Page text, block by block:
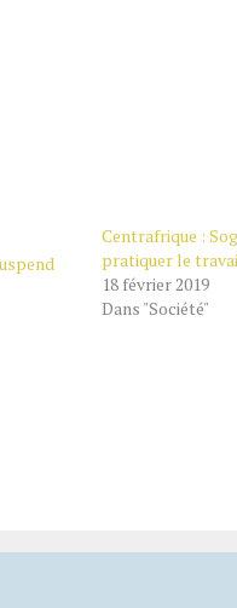
Centrafrique :
pratiquer le
18 février 2019
Dans "Société"